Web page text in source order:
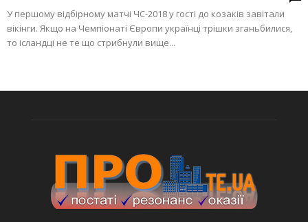
У першому відбірному матчі ЧС-2018 у гості до козаків завітали
вікінги. Якщо на Чемпіонаті Європи українці трішки зганьбилися,
то ісландці не те що стрибнули вище...